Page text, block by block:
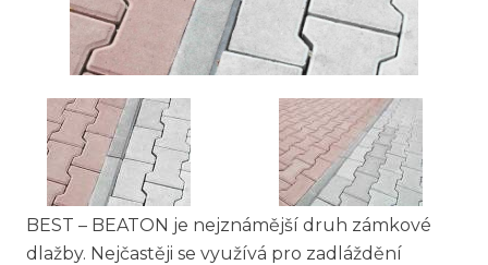
BEST – BEATON je nejznámější druh zámkové
dlažby. Nejčastěji se využívá pro zadláždění